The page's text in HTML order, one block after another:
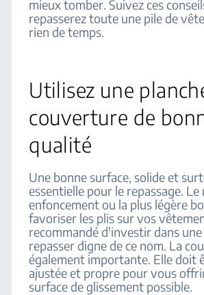
mieux tomber. Suivez ces
repasserez toute une pile de
rien de temps.
Utilisez une
couverture de
qualité
Une bonne surface, solide et
essentielle pour le repassage.
enfoncement ou la plus légère
favoriser les plis sur vos
recommandé d'investir dans une
repasser digne de ce nom. La
également importante. Elle doit
ajustée et propre pour vous
surface de glissement possible.